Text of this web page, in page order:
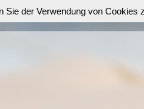
Sie der Verwendung von Cookies